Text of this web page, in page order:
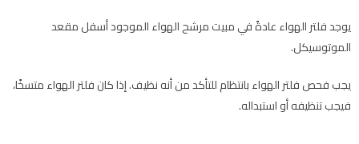
يوجد فلتر الهواء عادةً في مبيت مرشح الهواء الموجود أسفل مقعد
الموتوسيكل.
يجب فحص فلتر الهواء بانتظام للتأكد من أنه نظيف. إذا كان فلتر الهواء متسخًا،
فيجب تنظيفه أو استبداله.